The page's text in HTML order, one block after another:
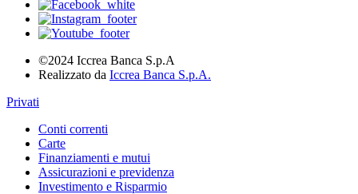
©2024 Iccrea Banca S.p.A
Realizzato da Iccrea Banca S.p.A.
Privati
Conti correnti
Carte
Finanziamenti e mutui
Assicurazioni e previdenza
Investimento e Risparmio